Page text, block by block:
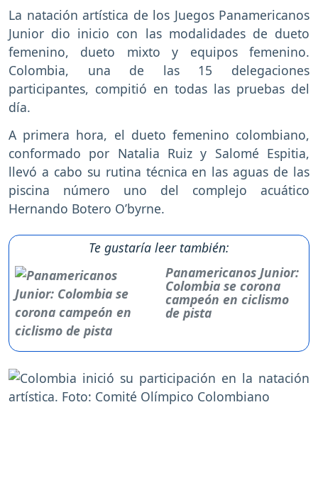
La natación artística de los Juegos Panamericanos
Junior dio inicio con las modalidades de dueto
femenino, dueto mixto y equipos femenino.
Colombia, una de las 15 delegaciones
participantes, compitió en todas las pruebas del
día.
A primera hora, el dueto femenino colombiano,
conformado por Natalia Ruiz y Salomé Espitia,
llevó a cabo su rutina técnica en las aguas de las
piscina número uno del complejo acuático
Hernando Botero O’byrne.
Te gustaría leer también:
Panamericanos Junior:
Colombia se corona
campeón en ciclismo
de pista